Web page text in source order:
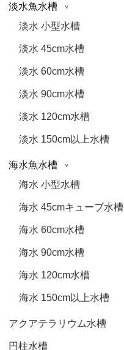
淡水魚水槽
淡水 小型水槽
淡水 45cm水槽
淡水 60cm水槽
淡水 90cm水槽
淡水 120cm水槽
淡水 150cm以上水槽
海水魚水槽
海水 小型水槽
海水 45cmキューブ水槽
海水 60cm水槽
海水 90cm水槽
海水 120cm水槽
海水 150cm以上水槽
アクアテラリウム水槽
円柱水槽